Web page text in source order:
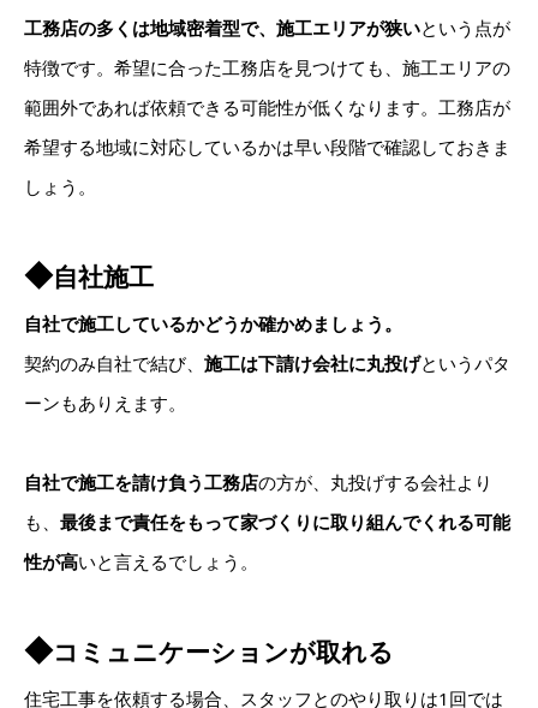
工務店の多くは地域密着型で、施工エリアが狭いという点が
特徴です。希望に合った工務店を見つけても、施工エリアの
範囲外であれば依頼できる可能性が低くなります。工務店が
希望する地域に対応しているかは早い段階で確認しておきま
しょう。
◆自社施工
自社で施工しているかどうか確かめましょう。
契約のみ自社で結び、 施工は下請け会社に丸投げというパタ
ーンもありえます。
自社で施工を請け負う工務店の方が、丸投げする会社より
も、 最後まで責任をもって家づくりに取り組んでくれる可能
性が高いと言えるでしょう。
◆コミュニケーションが取れる
住宅工事を依頼する場合、スタッフとのやり取りは1回では